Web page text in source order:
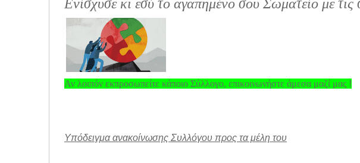
Ενίσχυσε κι εσύ το αγαπημένο σου Σωματείο με τις
Αν λοιπόν εκπροσωπείτε κάποιο Σύλλογο, επικοινωνήστε άμεσα μαζί μας !
Υπόδειγμα ανακοίνωσης Συλλόγου προς τα μέλη του